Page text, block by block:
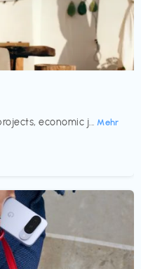
economic j... Mehr